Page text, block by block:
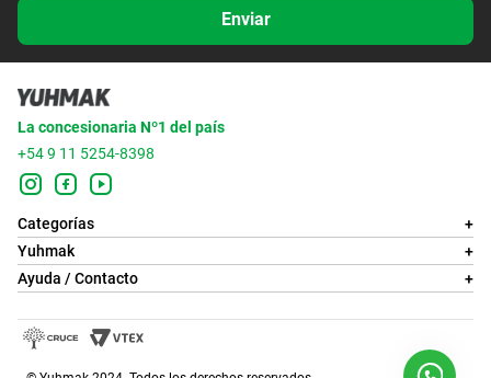
Enviar
La concesionaria Nº1 del país
+54 9 11 5254-8398
Categorías
+
Yuhmak
+
Ayuda / Contacto
+